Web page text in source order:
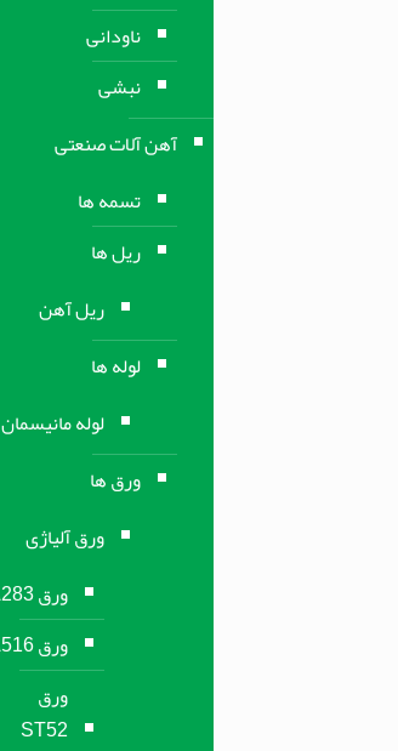
ناودانی
نبشی
آهن آلات صنعتی
تسمه ها
ریل ها
ریل آهن
لوله ها
لوله مانیسمان
ورق ها
ورق آلیاژی
ورق A283
ورق A516
ورق
ST52